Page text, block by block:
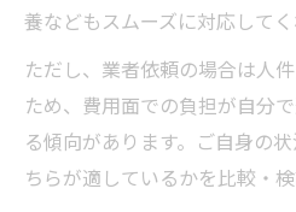
養などもスムーズに対応してく
ただし、業者依頼の場合は人
ため、費用面での負担が自分
る傾向があります。ご自身の
ちらが適しているかを比較・検